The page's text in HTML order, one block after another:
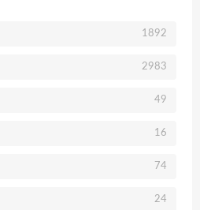
1892
2983
49
16
74
24